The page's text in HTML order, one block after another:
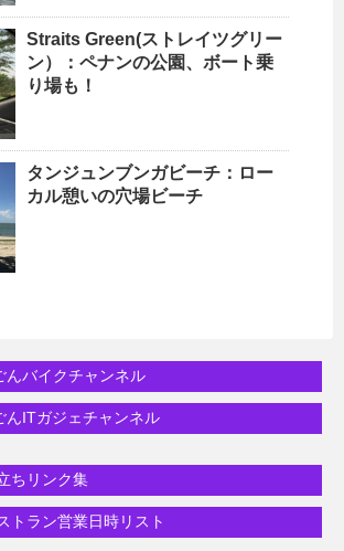
Straits Green(ストレイツグリー
ン）：ペナンの公園、ボート乗
り場も！
タンジュンブンガビーチ：ロー
カル憩いの穴場ビーチ
んバイクチャンネル
んITガジェチャンネル
ちリンク集
トラン営業日時リスト